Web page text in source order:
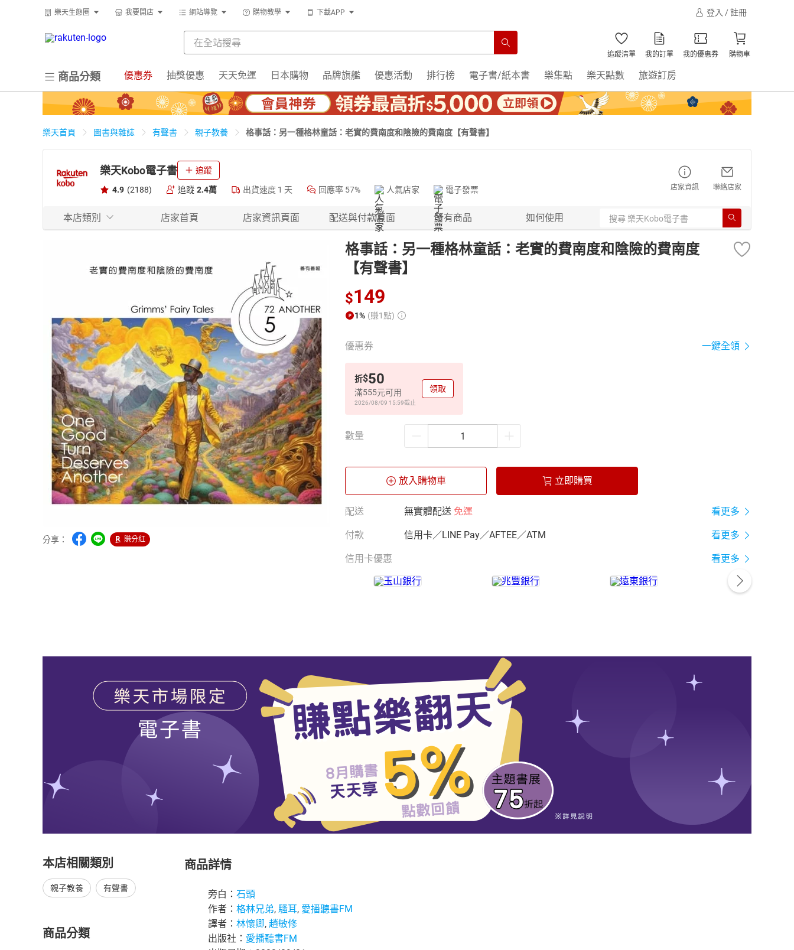
樂天生態圈 我要開店 網站導覽 購物教學 下載APP 登入 / 註冊
追蹤清單 我的訂單 我的優惠券 購物車
商品分類 優惠券 抽獎優惠 天天免運 日本購物 品牌旗艦 優惠活動 排行榜 電子書/紙本書 樂集點 樂天點數 旅遊訂房
樂天首頁 圖書與雜誌 有聲書 親子教養 格事話：另一種格林童話：老實的費南度和陰險的費南度【有聲書】
樂天Kobo電子書 追蹤
4.9 (2188) 追蹤 2.4萬 出貨速度 1 天 回應率 57% 人氣店家 電子發票 店家資訊 聯絡店家
本店類別 店家首頁 店家資訊頁面 配送與付款頁面 所有商品 如何使用
分享： 賺分紅
格事話：另一種格林童話：老實的費南度和陰險的費南度
【有聲書】
$149
1% (賺1點)
優惠券 一鍵全領
折$50
滿555元可用
2026/08/09 15:59截止
領取
數量
放入購物車 立即購買
配送 無實體配送 免運 看更多
付款 信用卡／LINE Pay／AFTEE／ATM 看更多
信用卡優惠 看更多
本店相關類別
親子教養 有聲書
商品分類
商品詳情
旁白： 石頭
作者： 格林兄弟, 騷耳, 愛播聽書FM
譯者： 林懷卿, 趙敏修
出版社： 愛播聽書FM